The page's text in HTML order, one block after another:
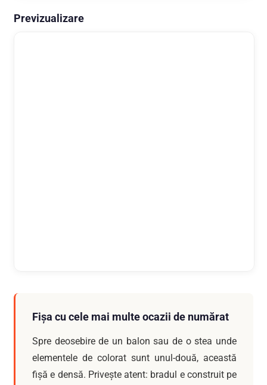
Previzualizare
Fișa cu cele mai multe ocazii de numărat
Spre deosebire de un balon sau de o stea unde
elementele de colorat sunt unul-două, această
fișă e densă. Privește atent: bradul e construit pe